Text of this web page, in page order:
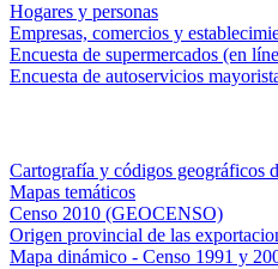
Hogares y personas
Empresas, comercios y
Encuesta de supermercados (en
Encuesta de autoservicios
Cartografía y códigos geográficos
Mapas temáticos
Censo 2010 (GEOCENSO)
Origen provincial de las
Mapa dinámico - Censo 1991 y